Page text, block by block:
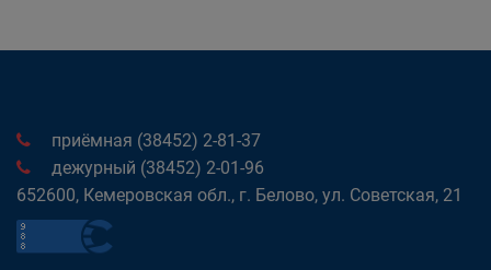
приёмная (38452) 2-81-37
дежурный (38452) 2-01-96
652600, Кемеровская обл., г. Белово, ул. Советская, 21